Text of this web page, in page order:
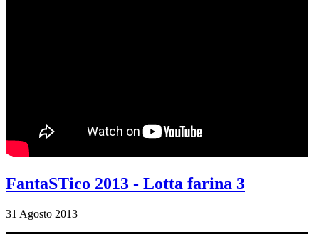
FantaSTico 2013 - Lotta farina 3
31 Agosto 2013